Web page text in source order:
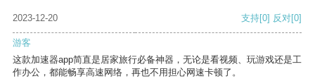
2023-12-20 支持[0] 反对[0]
游客
这款加速器app简直是居家旅行必备神器，无论是看视频、玩游戏还是工
作办公，都能畅享高速网络，再也不用担心网速卡顿了。